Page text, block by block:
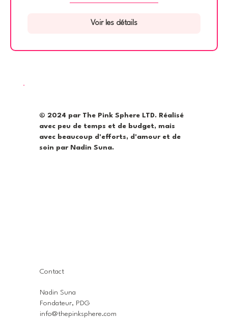
Voir les détails
© 2024 par The Pink Sphere LTD. Réalisé
avec peu de temps et de budget, mais
avec beaucoup d'efforts, d'amour et de
soin par Nadin Suna.
Contact
Nadin Suna
Fondateur, PDG
info@thepinksphere.com